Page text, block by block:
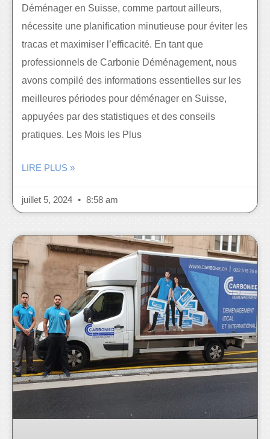
Déménager en Suisse, comme partout ailleurs,
nécessite une planification minutieuse pour éviter les
tracas et maximiser l’efficacité. En tant que
professionnels de Carbonie Déménagement, nous
avons compilé des informations essentielles sur les
meilleures périodes pour déménager en Suisse,
appuyées par des statistiques et des conseils
pratiques. Les Mois les Plus
LIRE PLUS »
juillet 5, 2024 8:58 am